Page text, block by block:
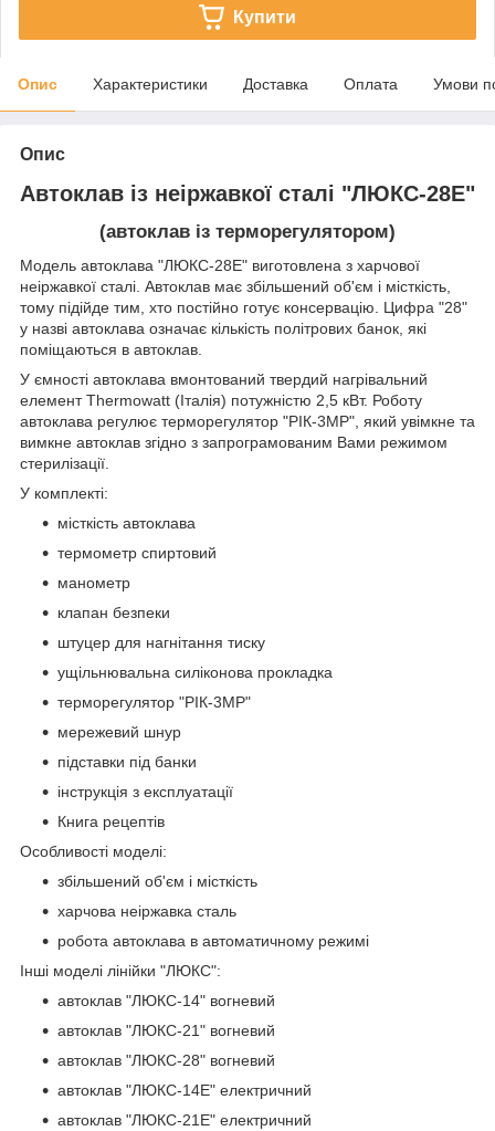
Купити
Опис Характеристики Доставка Оплата Умови
Опис
Автоклав із неіржавкої сталі "ЛЮКС-28Е"
(автоклав із терморегулятором)
Модель автоклава "ЛЮКС-28Е" виготовлена з харчової
неіржавкої сталі. Автоклав має збільшений об'єм і місткість,
тому підійде тим, хто постійно готує консервацію. Цифра "28"
у назві автоклава означає кількість політрових банок, які
поміщаються в автоклав.
У ємності автоклава вмонтований твердий нагрівальний
елемент Thermowatt (Італія) потужністю 2,5 кВт. Роботу
автоклава регулює терморегулятор "РІК-3МР", який увімкне та
вимкне автоклав згідно з запрограмованим Вами режимом
стерилізації.
У комплекті:
місткість автоклава
термометр спиртовий
манометр
клапан безпеки
штуцер для нагнітання тиску
ущільнювальна силіконова прокладка
терморегулятор "РІК-3МР"
мережевий шнур
підставки під банки
інструкція з експлуатації
Книга рецептів
Особливості моделі:
збільшений об'єм і місткість
харчова неіржавка сталь
робота автоклава в автоматичному режимі
Інші моделі лінійки "ЛЮКС":
автоклав "ЛЮКС-14" вогневий
автоклав "ЛЮКС-21" вогневий
автоклав "ЛЮКС-28" вогневий
автоклав "ЛЮКС-14Е" електричний
автоклав "ЛЮКС-21Е" електричний